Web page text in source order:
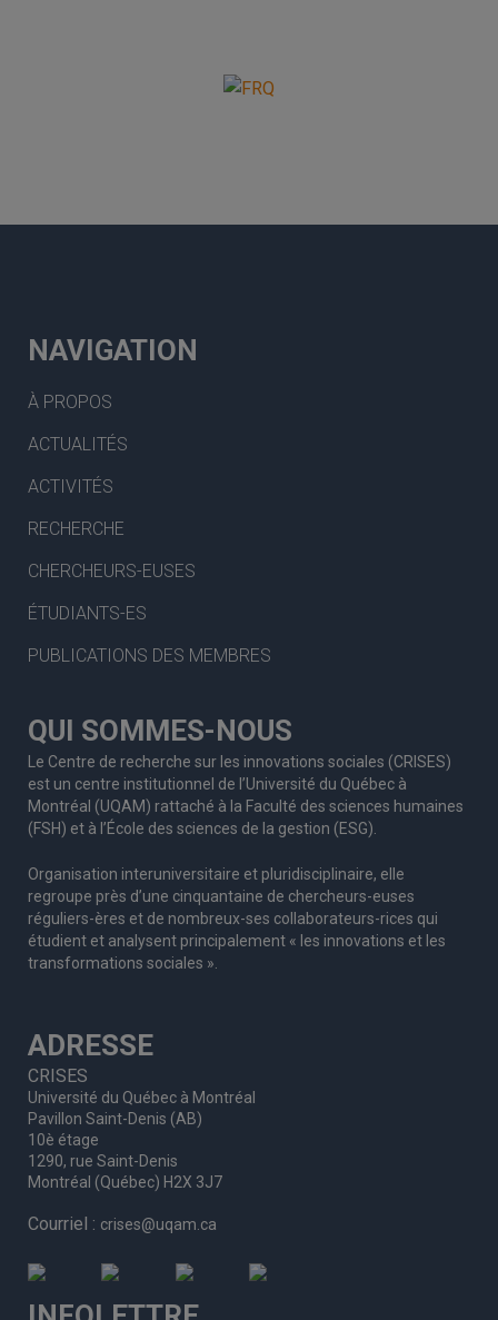
NAVIGATION
À PROPOS
ACTUALITÉS
ACTIVITÉS
RECHERCHE
CHERCHEURS-EUSES
ÉTUDIANTS-ES
PUBLICATIONS DES MEMBRES
QUI SOMMES-NOUS
Le Centre de recherche sur les innovations sociales (CRISES)
est un centre institutionnel de l’Université du Québec à
Montréal (UQAM) rattaché à la Faculté des sciences humaines
(FSH) et à l’École des sciences de la gestion (ESG).
Organisation interuniversitaire et pluridisciplinaire, elle
regroupe près d’une cinquantaine de chercheurs-euses
réguliers-ères et de nombreux-ses collaborateurs-rices qui
étudient et analysent principalement « les innovations et les
transformations sociales ».
ADRESSE
CRISES
Université du Québec à Montréal
Pavillon Saint-Denis (AB)
10è étage
1290, rue Saint-Denis
Montréal (Québec) H2X 3J7
Courriel : crises@uqam.ca